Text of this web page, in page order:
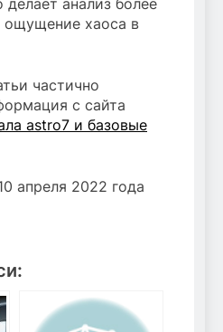
хаоса в
частично
с сайта
astro7 и базовые
апреля 2022 года